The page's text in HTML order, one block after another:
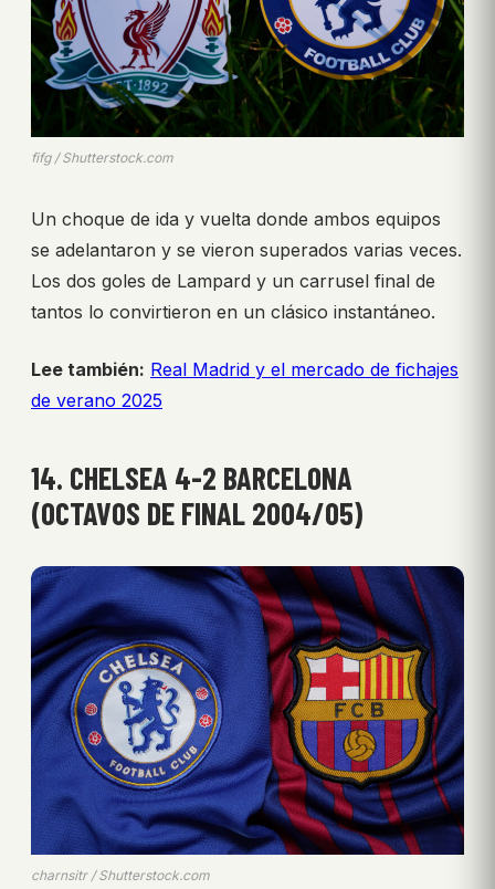
fifg / Shutterstock.com
Un choque de ida y vuelta donde ambos equipos
se adelantaron y se vieron superados varias veces.
Los dos goles de Lampard y un carrusel final de
tantos lo convirtieron en un clásico instantáneo.
Lee también: Real Madrid y el mercado de fichajes
de verano 2025
14. CHELSEA 4-2 BARCELONA
(OCTAVOS DE FINAL 2004/05)
charnsitr / Shutterstock.com